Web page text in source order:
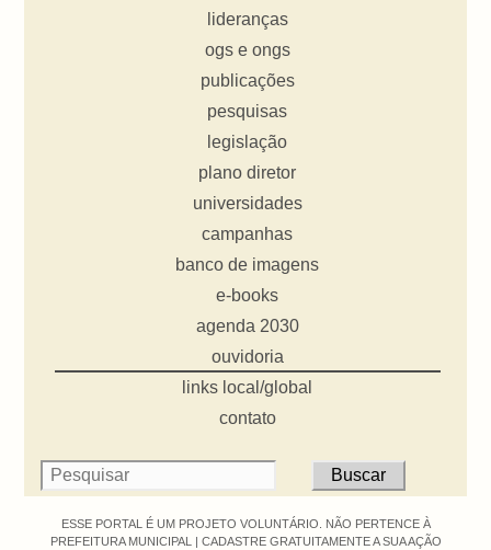
lideranças
ogs e ongs
publicações
pesquisas
legislação
plano diretor
universidades
campanhas
banco de imagens
e-books
agenda 2030
ouvidoria
links local/global
contato
ESSE PORTAL É UM PROJETO VOLUNTÁRIO. NÃO PERTENCE À
PREFEITURA MUNICIPAL | CADASTRE GRATUITAMENTE A SUA AÇÃO